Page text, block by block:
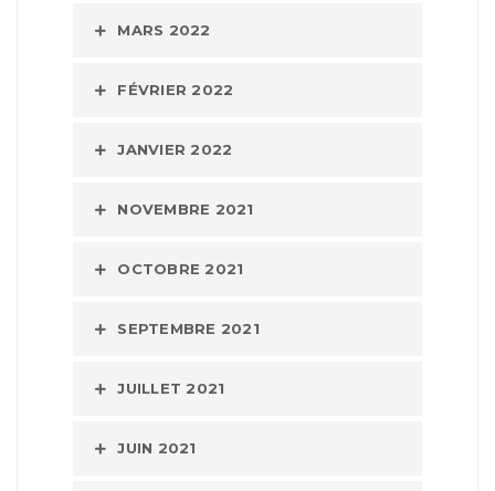
MARS 2022
FÉVRIER 2022
JANVIER 2022
NOVEMBRE 2021
OCTOBRE 2021
SEPTEMBRE 2021
JUILLET 2021
JUIN 2021